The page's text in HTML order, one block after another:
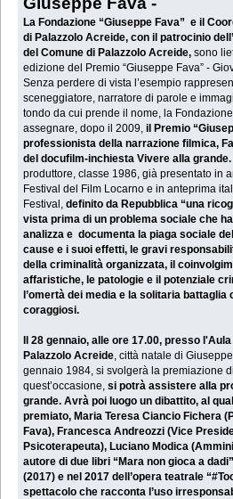
La Fondazione “Giuseppe Fava” e il
di Palazzolo Acreide, con il patrocinio
del Comune di Palazzolo Acreide, sono
edizione del Premio “Giuseppe Fava” -
Senza perdere di vista l’esempio
sceneggiatore, narratore di parole e
tondo da cui prende il nome, la
assegnare, dopo il 2009,il Premio
professionista della narrazione filmica,
del docufilm-inchiesta Vivere alla grande.
produttore, classe 1986, già presentato in
Festival del Film Locarno e in anteprima
Festival, definito da Repubblica “una
vista prima di un problema sociale che
analizza e documenta la piaga sociale
cause e i suoi effetti, le gravi
della criminalità organizzata, il
affaristiche, le patologie e il potenziale
l’omertà dei media e la solitaria battaglia
coraggiosi.
Il 28 gennaio, alle ore 17.00, presso
Palazzolo Acreide , città natale di
gennaio 1984, si svolgerà la premiazione
quest’occasione,si potrà assistere alla
grande. Avrà poi luogo un dibattito, al
premiato, Maria Teresa Ciancio Fichera
Fava), Francesca Andreozzi (Vice
Psicoterapeuta), Luciano Modica
autore di due libri “Mara non gioca a
(2017) e nel 2017 dell’opera teatrale
spettacolo che racconta l’uso